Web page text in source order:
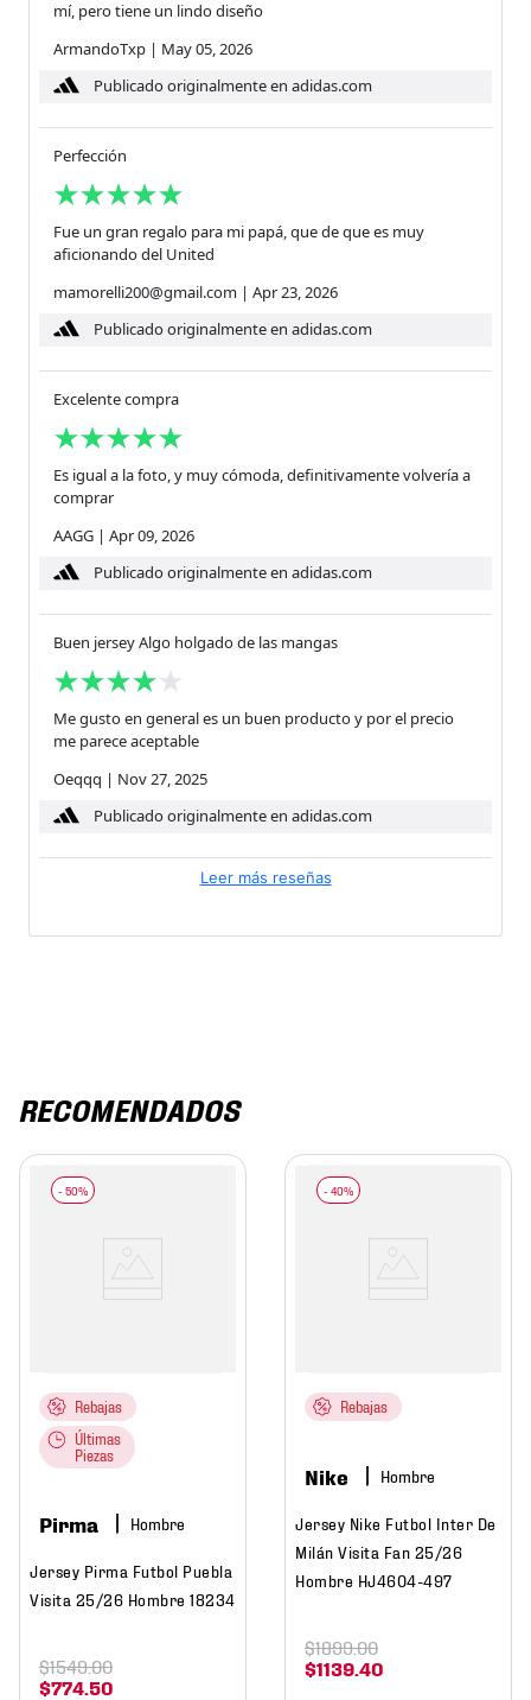
mí, pero tiene un lindo diseño
ArmandoTxp | May 05, 2026
Publicado originalmente en adidas.com
Perfección
Fue un gran regalo para mi papá, que de que es muy
aficionando del United
mamorelli200@gmail.com | Apr 23, 2026
Publicado originalmente en adidas.com
Excelente compra
Es igual a la foto, y muy cómoda, definitivamente volvería a
comprar
AAGG | Apr 09, 2026
Publicado originalmente en adidas.com
Buen jersey Algo holgado de las mangas
Me gusto en general es un buen producto y por el precio
me parece aceptable
Oeqqq | Nov 27, 2025
Publicado originalmente en adidas.com
Leer más reseñas
RECOMENDADOS
Rebajas
Últimas
Piezas
Pirma Hombre
Jersey Pirma Futbol Puebla
Visita 25/26 Hombre 18234
$774 50
$1549.00
Rebajas
Nike Hombre
Jersey Nike Futbol Inter De
Milán Visita Fan 25/26
Hombre HJ4604-497
$1139 40
$1899.00